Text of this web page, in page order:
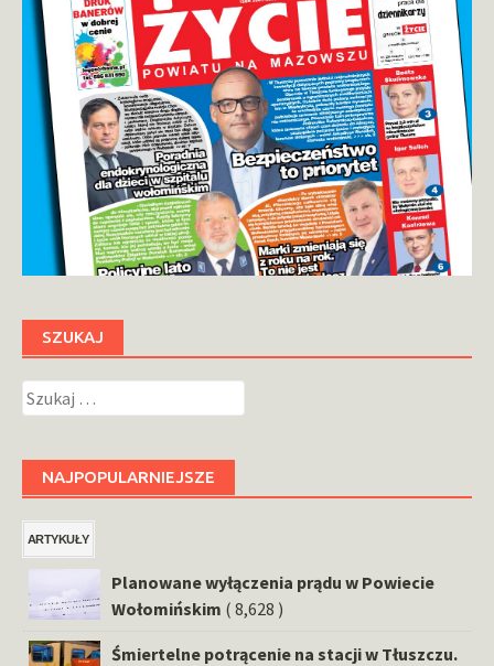
SZUKAJ
Szukaj:
NAJPOPULARNIEJSZE
ARTYKUŁY
Planowane wyłączenia prądu w Powiecie
Wołomińskim ( 8,628 )
Śmiertelne potrącenie na stacji w Tłuszczu.